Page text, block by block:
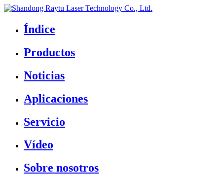
Índice
Productos
Noticias
Aplicaciones
Servicio
Vídeo
Sobre nosotros